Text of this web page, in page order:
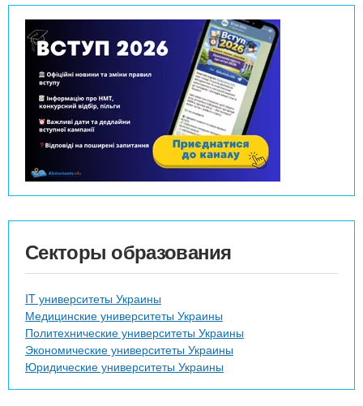
Секторы образования
IT университеты Украины
Медицинские университеты Украины
Политехнические университеты Украины
Экономические университеты Украины
Юридические университеты Украины